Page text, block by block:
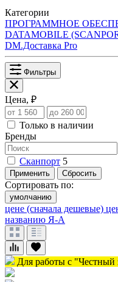
Категории
ПРОГРАММНОЕ
DATAMOBILE
DM.Доставка Pro
Фильтры
Цена, ₽
Только в наличии
Бренды
Сканпорт 5
Применить Сбросить
Сортировать по:
умолчанию
цене (сначала дешевые)
названию Я-А
Для работы с "Честный